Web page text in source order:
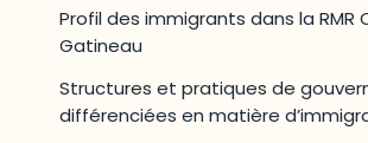
Profil des immigrants dans la
Gatineau
Structures et pratiques de
différenciées en matière